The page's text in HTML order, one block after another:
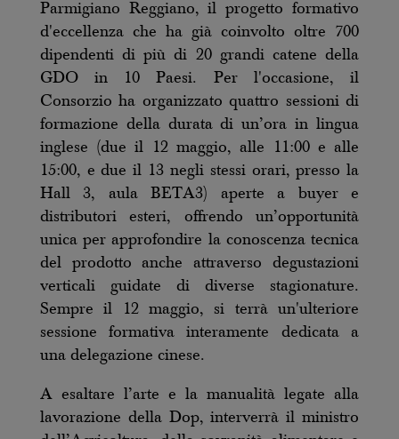
Parmigiano Reggiano, il progetto formativo
d'eccellenza che ha già coinvolto oltre 700
dipendenti di più di 20 grandi catene della
GDO in 10 Paesi. Per l'occasione, il
Consorzio ha organizzato quattro sessioni di
formazione della durata di un’ora in lingua
inglese (due il 12 maggio, alle 11:00 e alle
15:00, e due il 13 negli stessi orari, presso la
Hall 3, aula BETA3) aperte a buyer e
distributori esteri, offrendo un’opportunità
unica per approfondire la conoscenza tecnica
del prodotto anche attraverso degustazioni
verticali guidate di diverse stagionature.
Sempre il 12 maggio, si terrà un'ulteriore
sessione formativa interamente dedicata a
una delegazione cinese.
A esaltare l’arte e la manualità legate alla
lavorazione della Dop, interverrà il ministro